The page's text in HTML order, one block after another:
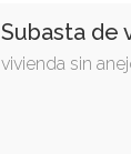
Subasta de
vivienda sin